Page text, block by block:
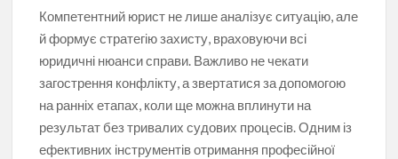
Компетентний юрист не лише аналізує ситуацію, але
й формує стратегію захисту, враховуючи всі
юридичні нюанси справи. Важливо не чекати
загострення конфлікту, а звертатися за допомогою
на ранніх етапах, коли ще можна вплинути на
результат без тривалих судових процесів. Одним із
ефективних інструментів отримання професійної